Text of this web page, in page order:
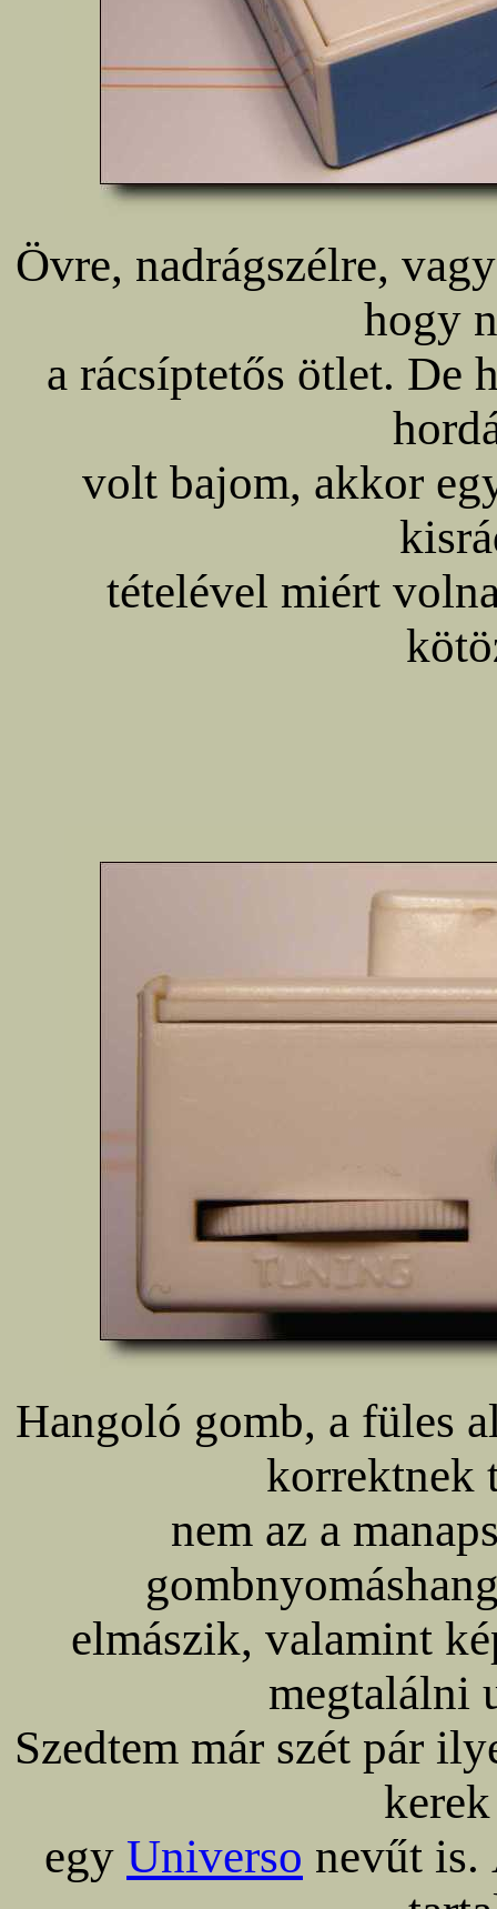
Övre, nadrágszélre,
hogy
a rácsíptetős ötlet. De
volt bajom, akkor
tételével miért
Hangoló gomb, a füles
korrektnek
nem az a
elmászik, valamint
megtalálni
Szedtem már szét pár
egy Universo nevűt is.